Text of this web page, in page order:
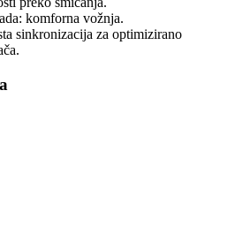
komforna vožnja.
sinkronizacija za optimizirano